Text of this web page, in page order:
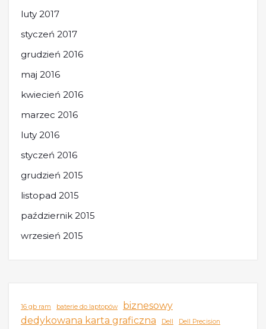
luty 2017
styczeń 2017
grudzień 2016
maj 2016
kwiecień 2016
marzec 2016
luty 2016
styczeń 2016
grudzień 2015
listopad 2015
październik 2015
wrzesień 2015
16 gb ram baterie do laptopów
biznesowy
dedykowana karta graficzna
Dell
Dell Precision